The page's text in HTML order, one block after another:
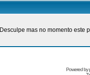
Desculpe mas no momento este
Powered by